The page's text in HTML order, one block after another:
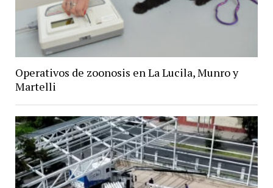
Operativos de zoonosis en La Lucila, Munro y
Martelli